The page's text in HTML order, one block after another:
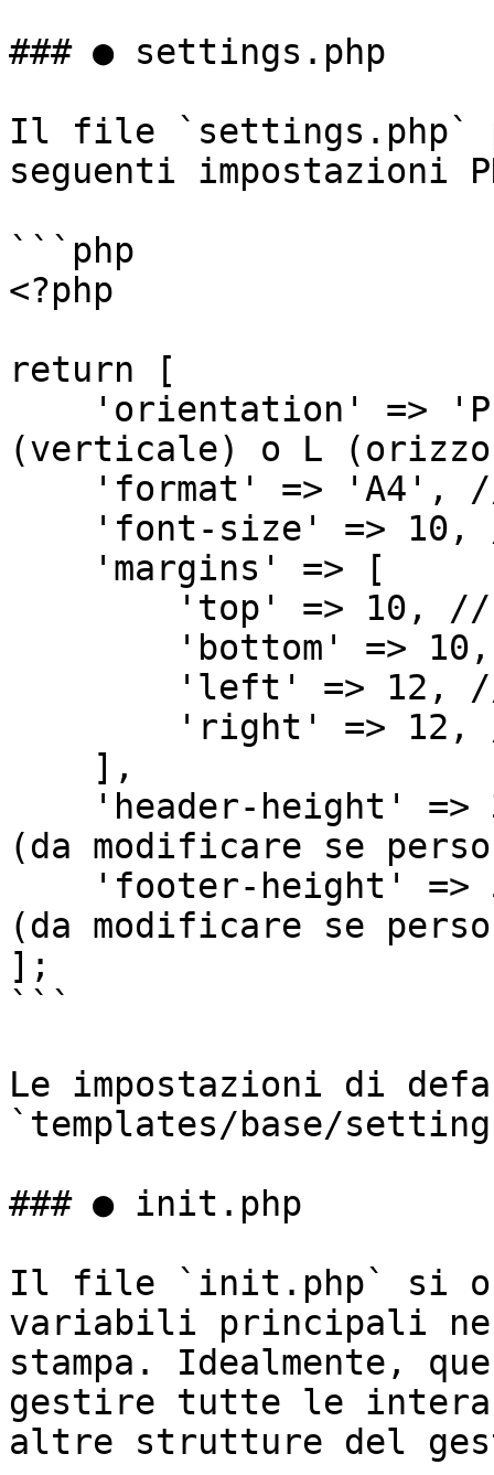
### ● settings.php
Il file `settings.php`
seguenti impostazioni
```php
<?php
return [
(verticale) o L
(da modificare se
(da modificare se
];
```
Le impostazioni di
`templates/base/
### ● init.php
Il file `init.php` si
variabili principali
stampa. Idealmente,
gestire tutte le
altre strutture del